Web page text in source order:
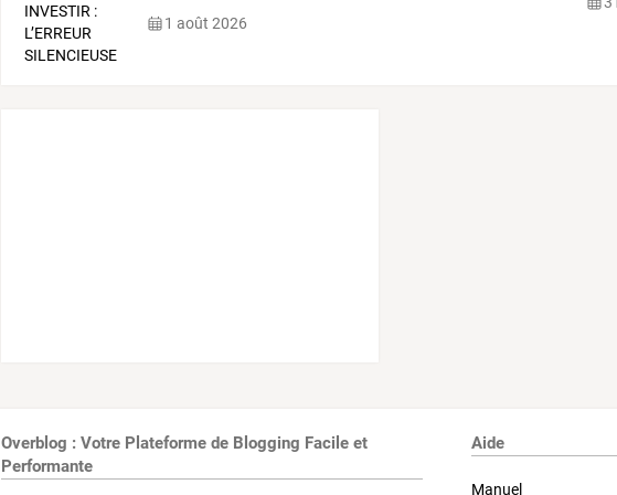
1 août 2026
Overblog : Votre Plateforme de Blogging Facile et
Performante
Aide
Manuel